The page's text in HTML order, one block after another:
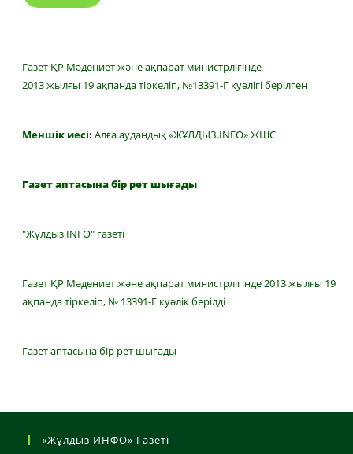
Газет ҚР Мәдениет және ақпарат министрлігінде
2013 жылғы 19 ақпанда тіркеліп, №13391-Г куәлігі берілген
Меншік иесі: Алға аудандық «ЖҰЛДЫЗ.INFO» ЖШС
Газет аптасына бір рет шығады
"Жұлдыз INFO" газеті
Газет ҚР Мәдениет және ақпарат министрлігінде 2013 жылғы 19
ақпанда тіркеліп, № 13391-Г куәлік берілді
Газет аптасына бір рет шығады
«Жұлдыз ИНФО» Газеті